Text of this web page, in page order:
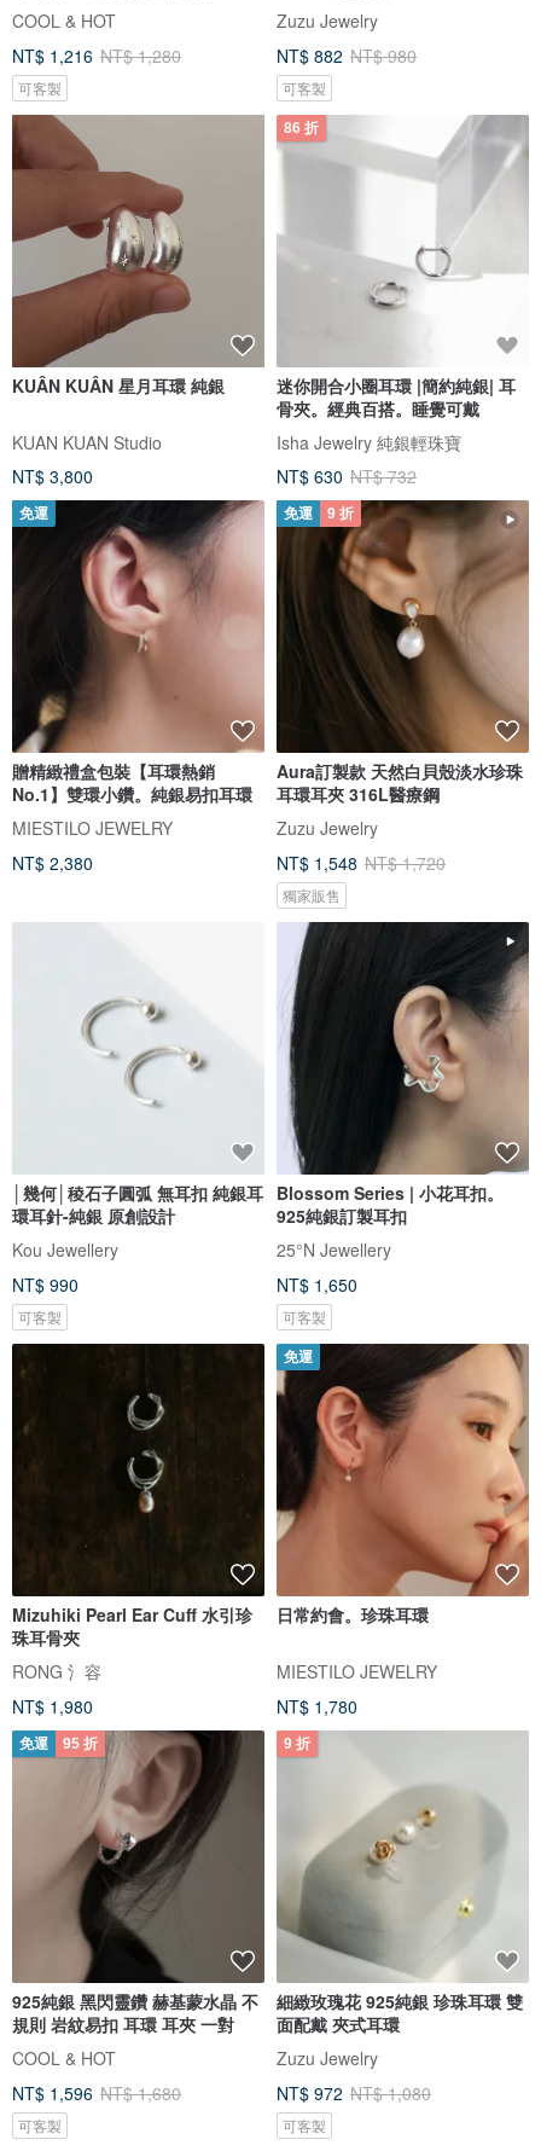
COOL & HOT
NT$ 1,216 NT$ 1,280
可客製
Zuzu Jewelry
NT$ 882 NT$ 980
可客製
KUÂN KUÂN 星月耳環 純銀
KUAN KUAN Studio
NT$ 3,800
86 折
迷你開合小圈耳環 |簡約純銀| 耳
骨夾。經典百搭。睡覺可戴
Isha Jewelry 純銀輕珠寶
NT$ 630 NT$ 732
免運
贈精緻禮盒包裝【耳環熱銷
No.1】雙環小鑽。純銀易扣耳環
MIESTILO JEWELRY
NT$ 2,380
免運 9 折
Aura訂製款 天然白貝殼淡水珍珠
耳環耳夾 316L醫療鋼
Zuzu Jewelry
NT$ 1,548 NT$ 1,720
獨家販售
│幾何│稜石子圓弧 無耳扣 純銀耳
環耳針-純銀 原創設計
Kou Jewellery
NT$ 990
可客製
Blossom Series | 小花耳扣。
925純銀訂製耳扣
25°N Jewellery
NT$ 1,650
可客製
Mizuhiki Pearl Ear Cuff 水引珍
珠耳骨夾
RONG 氵容
NT$ 1,980
免運
日常約會。珍珠耳環
MIESTILO JEWELRY
NT$ 1,780
免運 95 折
925純銀 黑閃靈鑽 赫基蒙水晶 不
規則 岩紋易扣 耳環 耳夾 一對
COOL & HOT
NT$ 1,596 NT$ 1,680
可客製
9 折
細緻玫瑰花 925純銀 珍珠耳環 雙
面配戴 夾式耳環
Zuzu Jewelry
NT$ 972 NT$ 1,080
可客製